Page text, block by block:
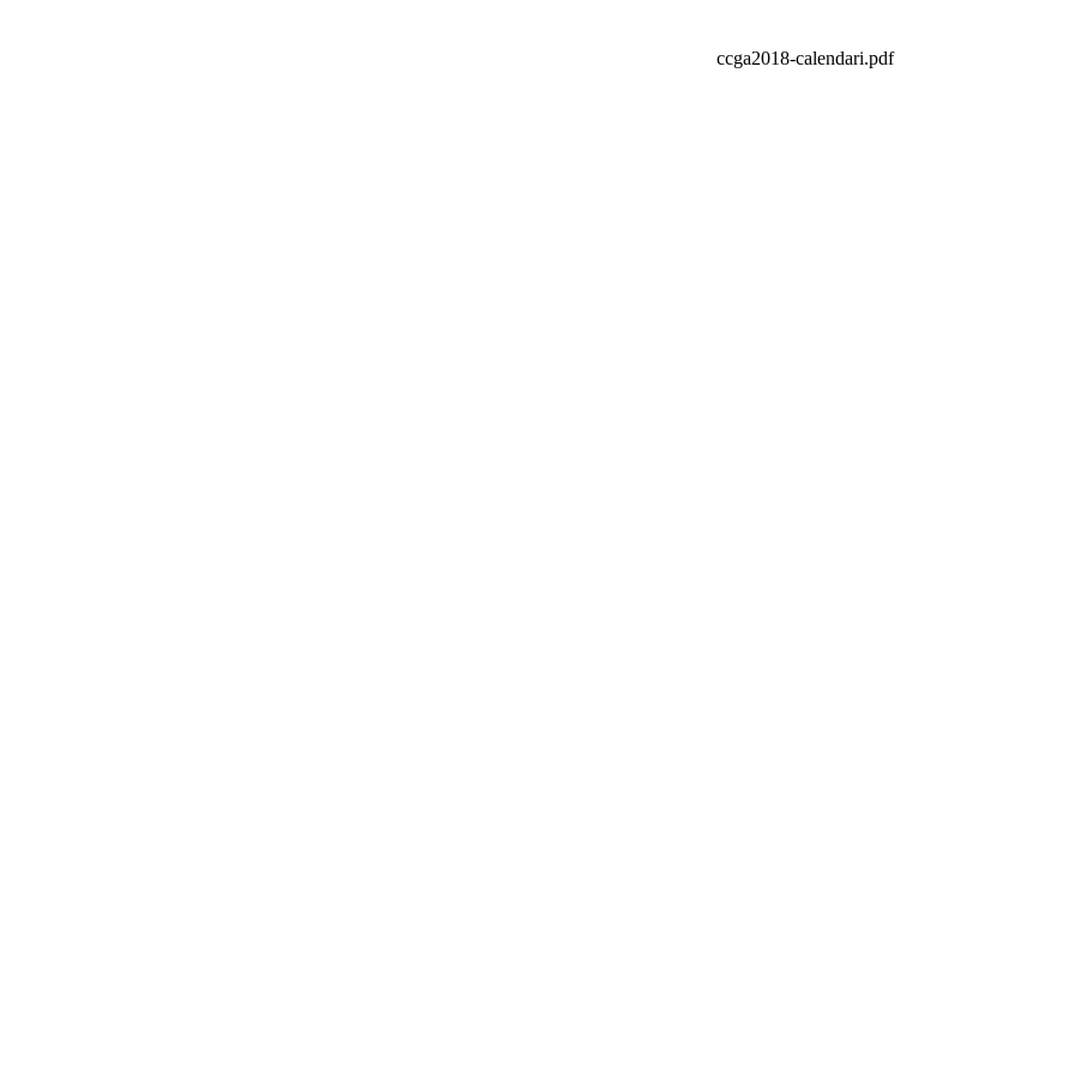
ccga2018-calendari.pdf